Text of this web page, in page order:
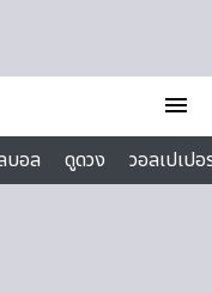
menu
บอล ดูดวง
วอลเปเป